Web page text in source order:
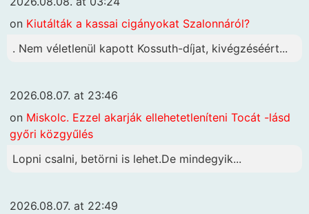
on Kiutálták a kassai cigányokat Szalonnáról?
. Nem véletlenül kapott Kossuth-díjat, kivégzéséért...
2026.08.07. at 23:46
on Miskolc. Ezzel akarják ellehetetleníteni Tocát -lásd
győri közgyűlés
Lopni csalni, betörni is lehet.De mindegyik...
2026.08.07. at 22:49